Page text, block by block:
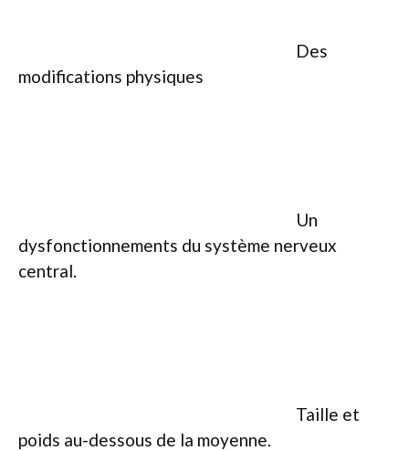
Des
modifications physiques
Un
dysfonctionnements du système nerveux
central.
Taille et
poids au-dessous de la moyenne.